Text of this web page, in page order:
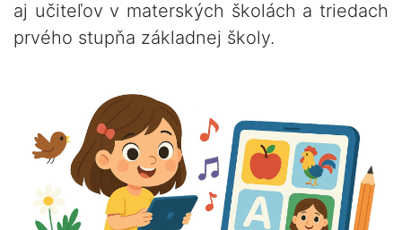
aj učiteľov v materských školách a triedach
prvého stupňa základnej školy.